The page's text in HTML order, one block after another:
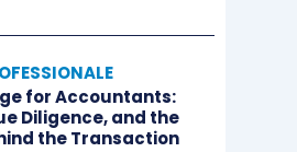
for Accountants:
Diligence, and the
the Transaction